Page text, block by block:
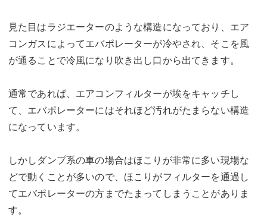
見た目はラジエーターのような構造になっており、エア
コンガスによってエバポレーターが冷やされ、そこを風
が通ることで冷風になり吹き出し口から出てきます。
通常であれば、エアコンフィルターが埃をキャッチし
て、エバポレーターにはそれほど汚れがたまらない構造
になっています。
しかしダンプ系の車の場合はほこりが非常に多い現場な
どで動くことが多いので、ほこりがフィルターを通過し
てエバポレーターの方までたまってしまうことがありま
す。